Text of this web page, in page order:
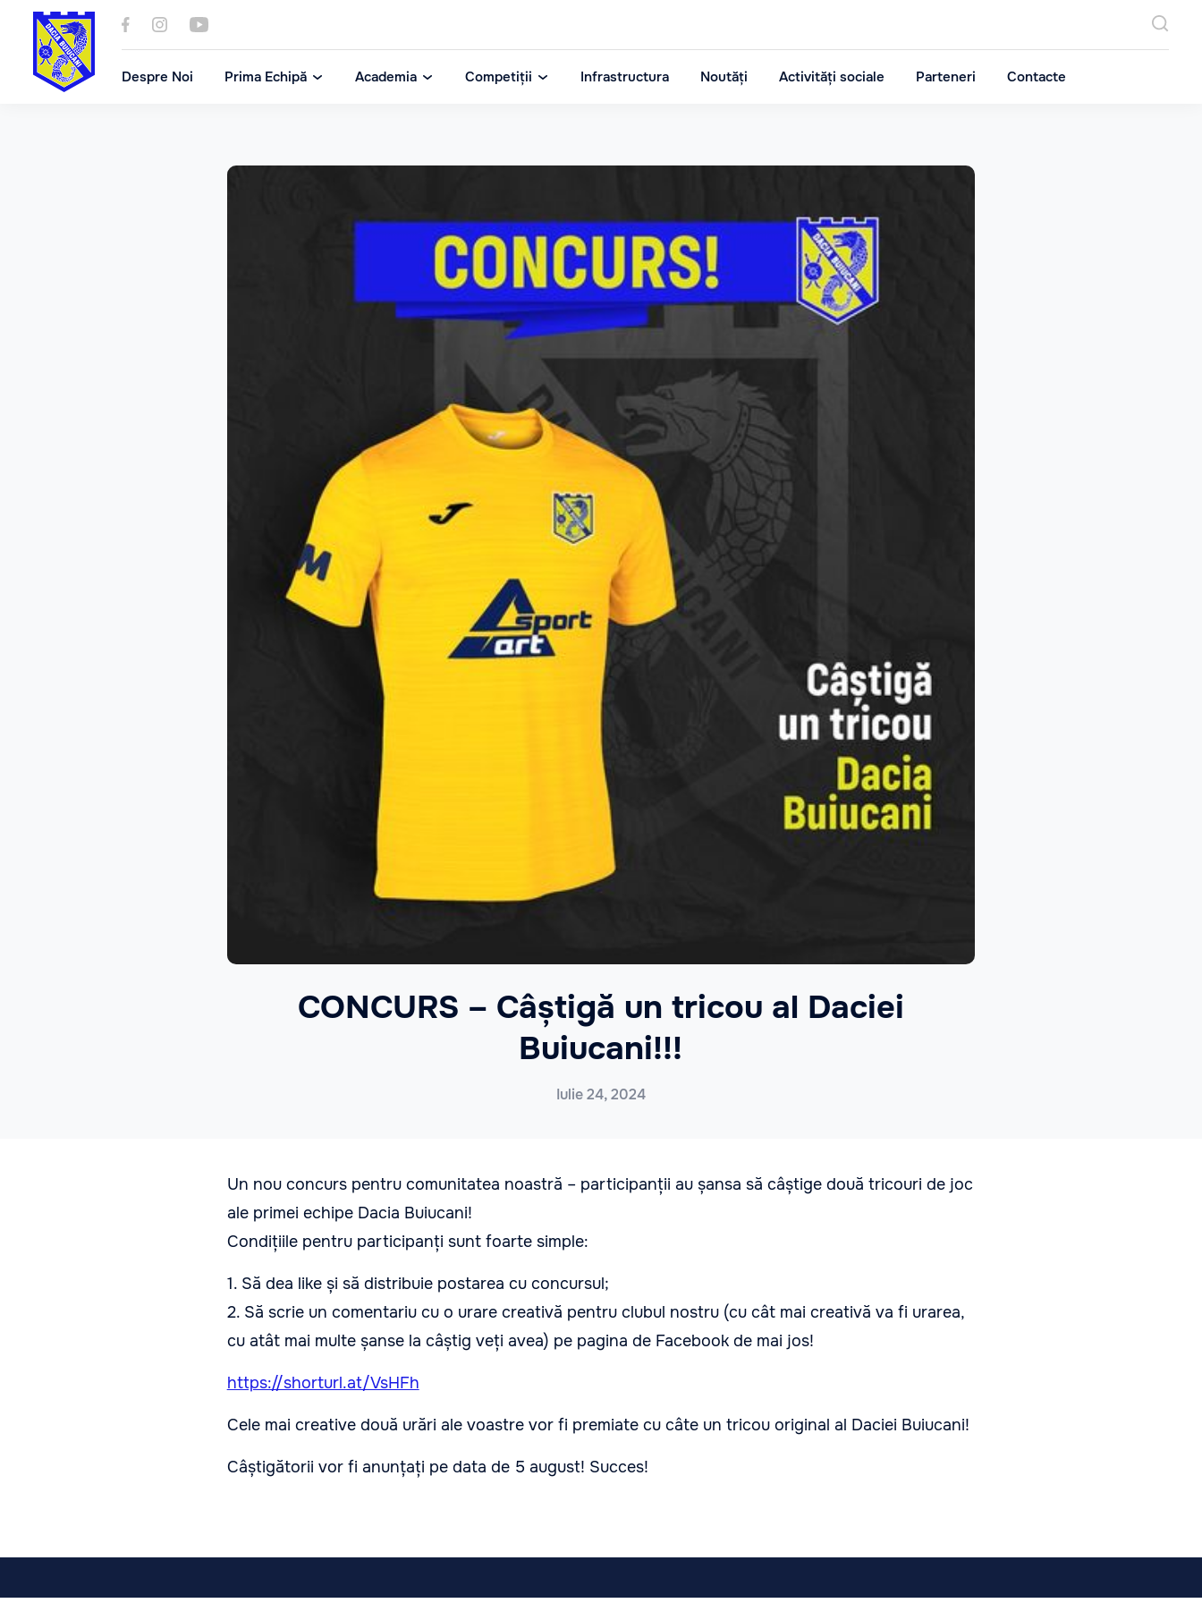
Despre Noi Prima Echipă Academia Competiții Infrastructura Noutăți Activități sociale Parteneri Contacte
CONCURS – Câștigă un tricou al Daciei
Buiucani!!!
Iulie 24, 2024
Un nou concurs pentru comunitatea noastră – participanții au șansa să câștige două tricouri de joc
ale primei echipe Dacia Buiucani!
Condițiile pentru participanți sunt foarte simple:
1. Să dea like și să distribuie postarea cu concursul;
2. Să scrie un comentariu cu o urare creativă pentru clubul nostru (cu cât mai creativă va fi urarea,
cu atât mai multe șanse la câștig veți avea) pe pagina de Facebook de mai jos!
https://shorturl.at/VsHFh
Cele mai creative două urări ale voastre vor fi premiate cu câte un tricou original al Daciei Buiucani!
Câștigătorii vor fi anunțați pe data de 5 august! Succes!